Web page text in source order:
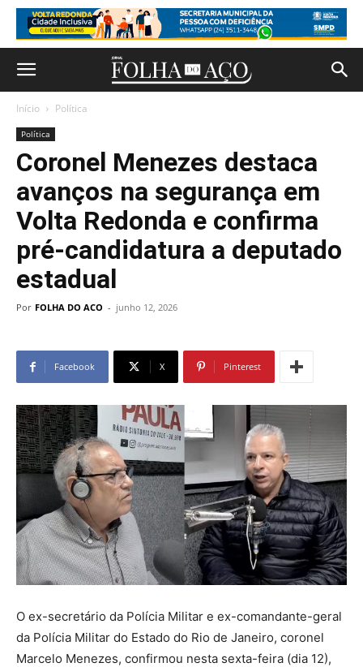
Início Política
Política
Coronel Menezes destaca
avanços na segurança em
Volta Redonda e confirma
pré-candidatura a deputado
estadual
Por FOLHA DO ACO - junho 12, 2026
Facebook X Pinterest
O ex-secretário da Polícia Militar e ex-comandante-geral
da Polícia Militar do Estado do Rio de Janeiro, coronel
Marcelo Menezes, confirmou nesta sexta-feira (dia 12),